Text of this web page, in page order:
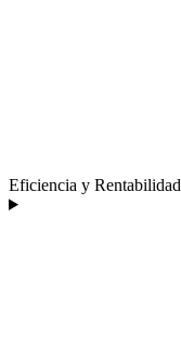
Eficiencia y Rentabilidad